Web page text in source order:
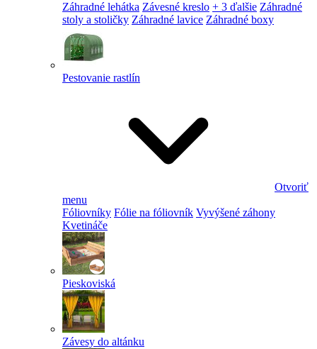
Záhradné lehátka Závesné kreslo + 3 ďalšie Záhradné
stoly a stoličky Záhradné lavice Záhradné boxy
Pestovanie rastlín
Otvoriť
menu
Fóliovníky Fólie na fóliovník Vyvýšené záhony
Kvetináče
Pieskoviská
Závesy do altánku